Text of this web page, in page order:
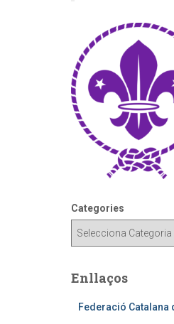
Categories
Enllaços
Federació Catalana